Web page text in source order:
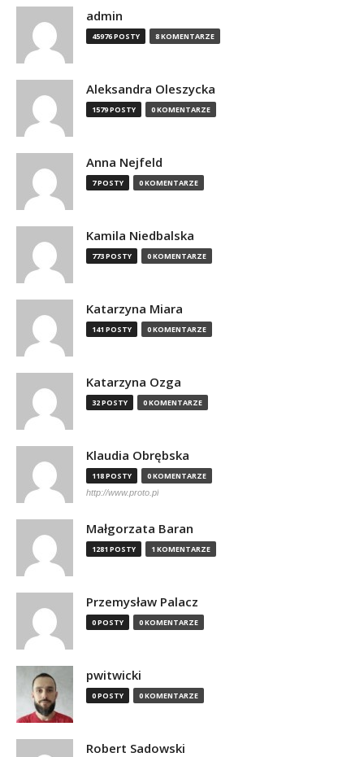
admin
45976 POSTY 8 KOMENTARZE
Aleksandra Oleszycka
1579 POSTY 0 KOMENTARZE
Anna Nejfeld
7 POSTY 0 KOMENTARZE
Kamila Niedbalska
773 POSTY 0 KOMENTARZE
Katarzyna Miara
141 POSTY 0 KOMENTARZE
Katarzyna Ozga
32 POSTY 0 KOMENTARZE
Klaudia Obrębska
118 POSTY 0 KOMENTARZE
http://www.proto.pl
Małgorzata Baran
1281 POSTY 1 KOMENTARZE
Przemysław Palacz
0 POSTY 0 KOMENTARZE
pwitwicki
0 POSTY 0 KOMENTARZE
Robert Sadowski